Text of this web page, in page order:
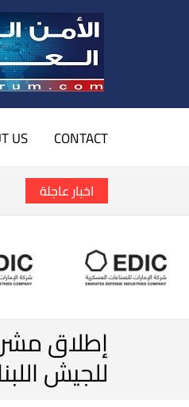
CONTACT
US
اخبار عاجلة
إطلاق
للجيش